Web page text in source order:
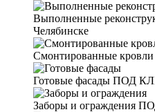
Выполненные
Челябинске
Смонтированные кровли
Готовые фасады ПОД
Заборы и ограждения